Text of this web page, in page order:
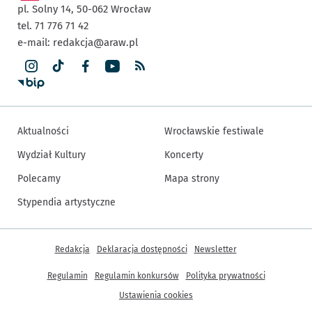
pl. Solny 14, 50-062 Wrocław
tel. 71 776 71 42
e-mail: redakcja@araw.pl
Aktualności
Wydział Kultury
Polecamy
Stypendia artystyczne
Wrocławskie festiwale
Koncerty
Mapa strony
Inne informacje
Redakcja Deklaracja dostępności Newsletter
Regulamin Regulamin konkursów
Polityka prywatności
Ustawienia cookies